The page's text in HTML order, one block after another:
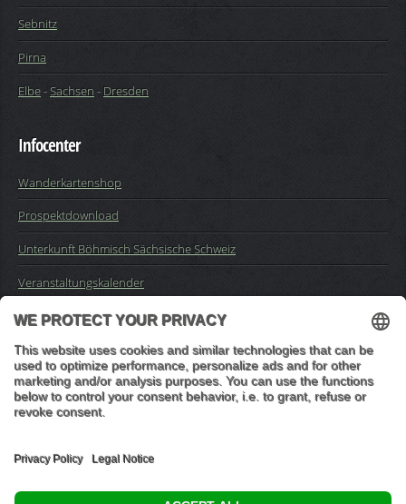
Sebnitz
Pirna
Elbe-Sachsen - Dresden
Infocenter
Wanderkartenshop
Prospektdownload
Unterkunft Böhmisch Sächsische Schweiz
Veranstaltungskalender
Impressum
Buchungsanfrage
"In den Wäldern sind Dinge, über die nachzudenken man jahrelang